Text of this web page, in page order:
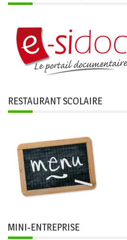
RESTAURANT SCOLAIRE
MINI-ENTREPRISE